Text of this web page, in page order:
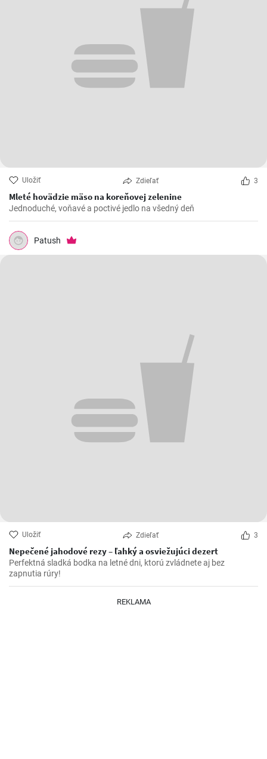
Uložiť Zdieľať 3
Mleté hovädzie mäso na koreňovej zelenine
Jednoduché, voňavé a poctivé jedlo na všedný deň
Patush
Uložiť Zdieľať 3
Nepečené jahodové rezy – ľahký a osviežujúci dezert
Perfektná sladká bodka na letné dni, ktorú zvládnete aj bez
zapnutia rúry!
REKLAMA